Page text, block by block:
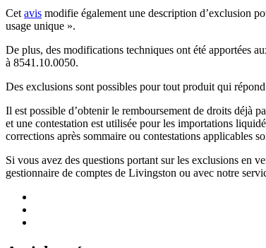
Cetavis modifie également une description d’exclusion
usage unique ».
De plus, des modifications techniques ont été apportées
à 8541.10.0050.
Des exclusions sont possibles pour tout produit qui
Il est possible d’obtenir le remboursement de droits déjà
et une contestation est utilisée pour les importations
corrections après sommaire ou contestations applicables
Si vous avez des questions portant sur les exclusions en
gestionnaire de comptes de Livingston ou avec notre